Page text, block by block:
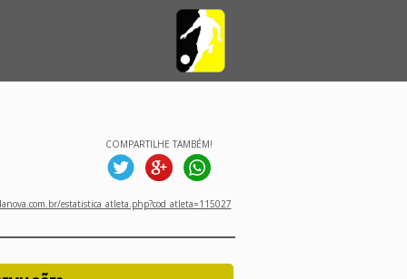
COMPARTILHE TAMBÉM!
estatistica_atleta.php?cod_atleta=115027